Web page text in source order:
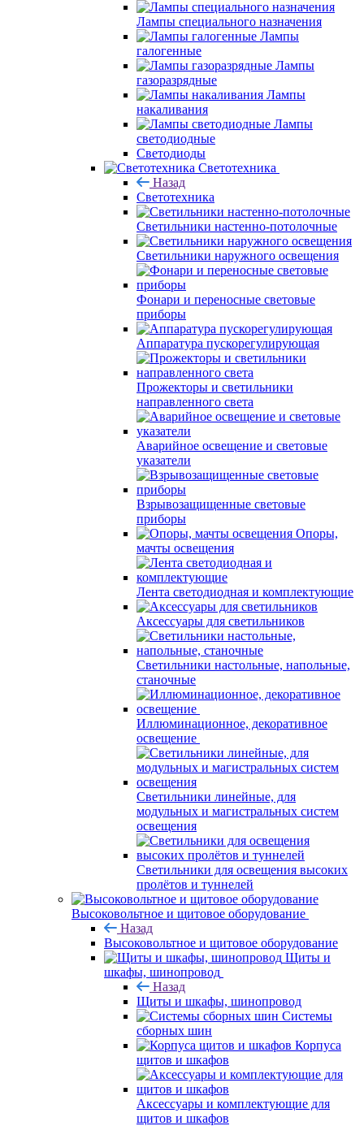
Лампы специального назначения
Лампы
галогенные
Лампы
газоразрядные
Лампы
накаливания
Лампы
светодиодные
Светодиоды
Светотехника
Назад
Светотехника
Светильники настенно-потолочные
Светильники наружного освещения
Фонари и переносные световые
приборы
Аппаратура пускорегулирующая
Прожекторы и светильники
направленного света
Аварийное освещение и световые
указатели
Взрывозащищенные световые
приборы
Опоры,
мачты освещения
Лента светодиодная и комплектующие
Аксессуары для светильников
Светильники настольные, напольные,
станочные
Иллюминационное, декоративное
освещение
Светильники линейные, для
модульных и магистральных систем
освещения
Светильники для освещения высоких
пролётов и туннелей
Высоковольтное и щитовое оборудование
Назад
Высоковольтное и щитовое оборудование
Щиты и
шкафы, шинопровод
Назад
Щиты и шкафы, шинопровод
Системы
сборных шин
Корпуса
щитов и шкафов
Аксессуары и комплектующие для
щитов и шкафов